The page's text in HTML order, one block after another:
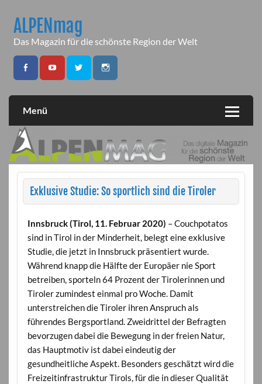
contentALPENmag
Das Magazin für die schönste Region der Welt
Menü
Exklusive Studie: So sportlich sind die Tiroler
Innsbruck (Tirol, 11. Februar 2020) – Couchpotatos
sind in Tirol in der Minderheit, belegt eine exklusive
Studie, die jetzt in Innsbruck präsentiert wurde.
Während knapp die Hälfte der Europäer nie Sport
betreiben, sporteln 64 Prozent der Tirolerinnen und
Tiroler zumindest einmal pro Woche. Damit
unterstreichen die Tiroler ihren Anspruch als
führendes Bergsportland. Zweidrittel der Befragten
bevorzugen dabei die Bewegung in der freien Natur,
das Hauptmotiv ist dabei eindeutig der
gesundheitliche Aspekt. Besonders geschätzt wird die
Freizeitinfrastruktur Tirols, für die in dieser Qualität